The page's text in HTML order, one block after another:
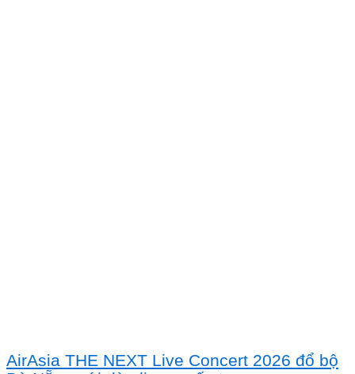
AirAsia THE NEXT Live Concert 2026 đổ bộ